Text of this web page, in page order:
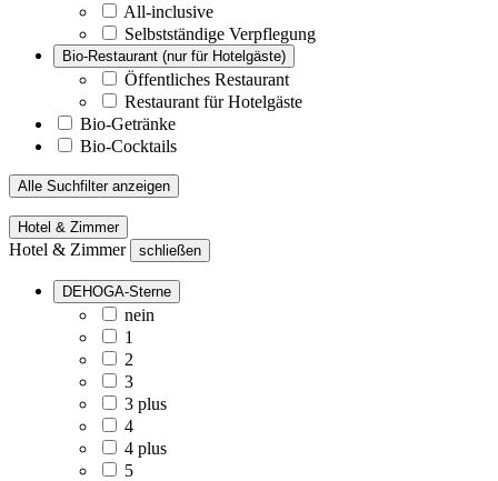
All-inclusive
Selbstständige Verpflegung
Bio-Restaurant (nur für Hotelgäste)
Öffentliches Restaurant
Restaurant für Hotelgäste
Bio-Getränke
Bio-Cocktails
Alle Suchfilter anzeigen
Hotel & Zimmer
Hotel & Zimmer schließen
DEHOGA-Sterne
nein
1
2
3
3 plus
4
4 plus
5